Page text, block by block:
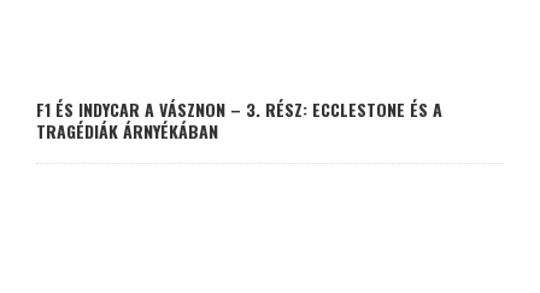
F1 ÉS INDYCAR A VÁSZNON – 3. RÉSZ: ECCLESTONE ÉS A
TRAGÉDIÁK ÁRNYÉKÁBAN